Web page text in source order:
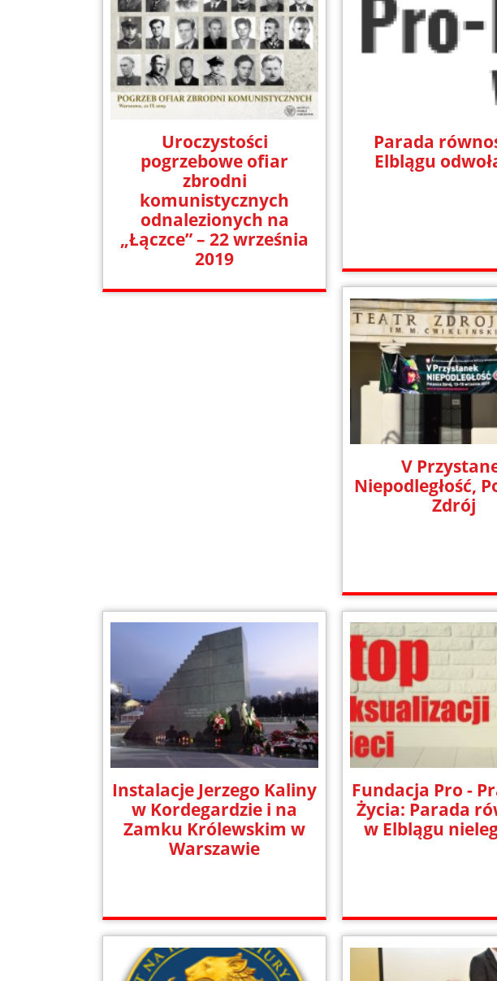
Uroczystości
pogrzebowe ofiar
zbrodni
komunistycznych
odnalezionych na
„Łączce” – 22 września
2019
Parada
Elblągu
V
Niepodległość,
Zdrój
Instalacje Jerzego Kaliny
w Kordegardzie i na
Zamku Królewskim w
Warszawie
Fundacja Pro -
Życia: Parada
w Elblągu